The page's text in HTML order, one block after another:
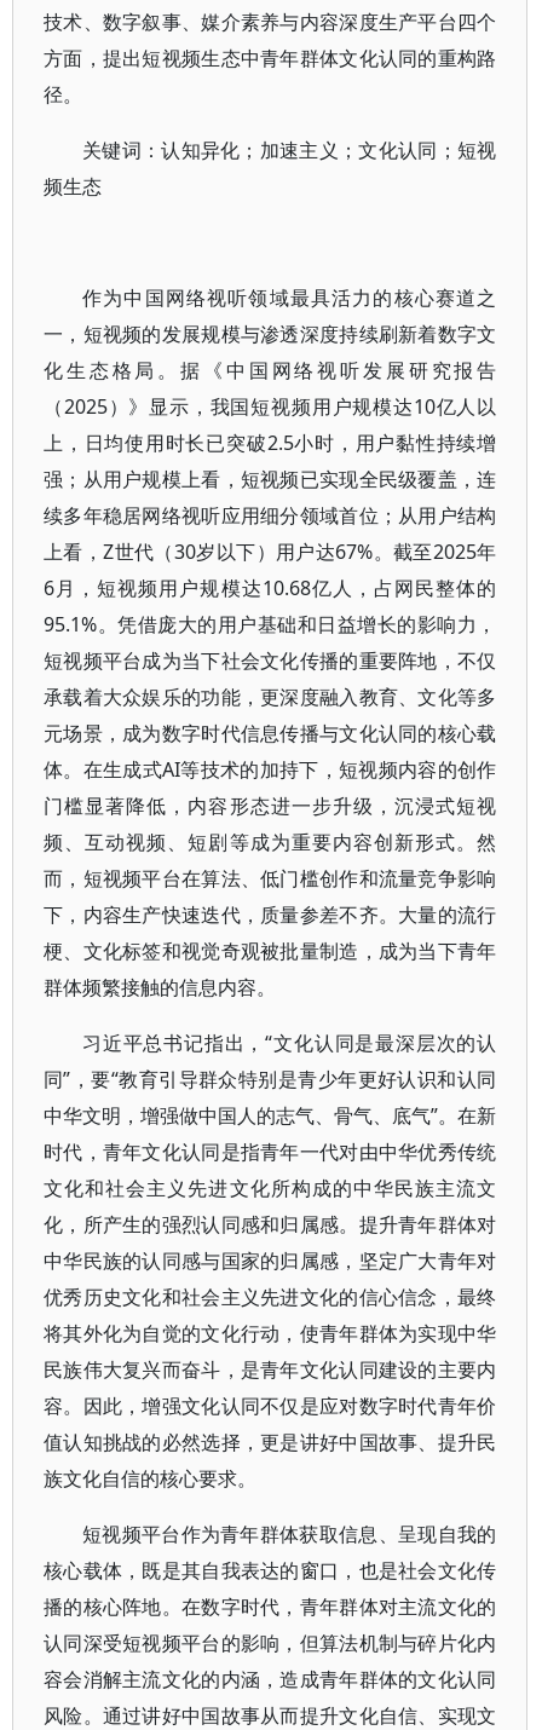
技术、数字叙事、媒介素养与内容深度生产平台四个
方面，提出短视频生态中青年群体文化认同的重构路
径。
关键词：认知异化；加速主义；文化认同；短视
频生态
作为中国网络视听领域最具活力的核心赛道之
一，短视频的发展规模与渗透深度持续刷新着数字文
化生态格局。据《中国网络视听发展研究报告
（2025）》显示，我国短视频用户规模达10亿人以
上，日均使用时长已突破2.5小时，用户黏性持续增
强；从用户规模上看，短视频已实现全民级覆盖，连
续多年稳居网络视听应用细分领域首位；从用户结构
上看，Z世代（30岁以下）用户达67%。截至2025年
6月，短视频用户规模达10.68亿人，占网民整体的
95.1%。凭借庞大的用户基础和日益增长的影响力，
短视频平台成为当下社会文化传播的重要阵地，不仅
承载着大众娱乐的功能，更深度融入教育、文化等多
元场景，成为数字时代信息传播与文化认同的核心载
体。在生成式AI等技术的加持下，短视频内容的创作
门槛显著降低，内容形态进一步升级，沉浸式短视
频、互动视频、短剧等成为重要内容创新形式。然
而，短视频平台在算法、低门槛创作和流量竞争影响
下，内容生产快速迭代，质量参差不齐。大量的流行
梗、文化标签和视觉奇观被批量制造，成为当下青年
群体频繁接触的信息内容。
习近平总书记指出，“文化认同是最深层次的认
同”，要“教育引导群众特别是青少年更好认识和认同
中华文明，增强做中国人的志气、骨气、底气”。在新
时代，青年文化认同是指青年一代对由中华优秀传统
文化和社会主义先进文化所构成的中华民族主流文
化，所产生的强烈认同感和归属感。提升青年群体对
中华民族的认同感与国家的归属感，坚定广大青年对
优秀历史文化和社会主义先进文化的信心信念，最终
将其外化为自觉的文化行动，使青年群体为实现中华
民族伟大复兴而奋斗，是青年文化认同建设的主要内
容。因此，增强文化认同不仅是应对数字时代青年价
值认知挑战的必然选择，更是讲好中国故事、提升民
族文化自信的核心要求。
短视频平台作为青年群体获取信息、呈现自我的
核心载体，既是其自我表达的窗口，也是社会文化传
播的核心阵地。在数字时代，青年群体对主流文化的
认同深受短视频平台的影响，但算法机制与碎片化内
容会消解主流文化的内涵，造成青年群体的文化认同
风险。通过讲好中国故事从而提升文化自信、实现文